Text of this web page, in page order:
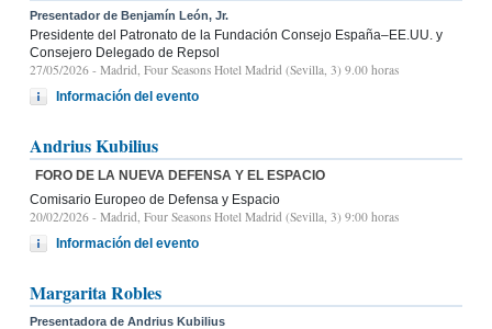
Presentador de Benjamín León, Jr.
Presidente del Patronato de la Fundación Consejo España–EE.UU. y
Consejero Delegado de Repsol
27/05/2026 - Madrid, Four Seasons Hotel Madrid (Sevilla, 3) 9.00 horas
Información del evento
Andrius Kubilius
FORO DE LA NUEVA DEFENSA Y EL ESPACIO
Comisario Europeo de Defensa y Espacio
20/02/2026 - Madrid, Four Seasons Hotel Madrid (Sevilla, 3) 9:00 horas
Información del evento
Margarita Robles
Presentadora de Andrius Kubilius